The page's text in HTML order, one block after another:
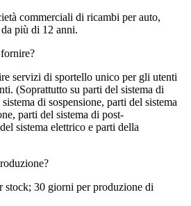
commerciali di ricambi per auto,
più di 12 anni.
servizi di sportello unico per gli utenti
(Soprattutto su parti del sistema di
di sospensione, parti del sistema
parti del sistema di post-
sistema elettrico e parti della
stock; 30 giorni per produzione di